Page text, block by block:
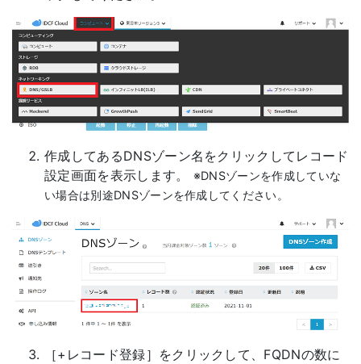
作成してあるDNSゾーン名をクリックしてレコード
設定画面を表示します。 ※DNSゾーンを作成していな
い場合は別途DNSゾーンを作成してください。
［+レコード登録］をクリックして、FQDNの数に